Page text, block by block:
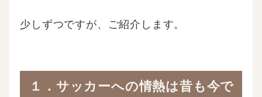
少しずつですが、ご紹介します。
１．サッカーへの情熱は昔も今で